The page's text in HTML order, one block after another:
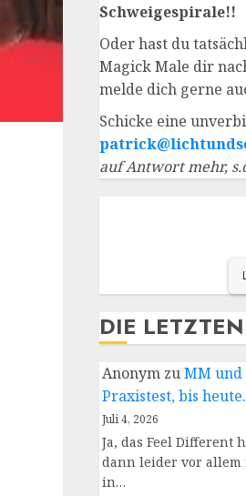
Schweigespirale!!
Oder hast du
Magick Male dir
melde dich gerne
Schicke eine
auf Antwort mehr,
DIE
AnonymzuMM und
Praxistest, bis
Juli 4, 2026
Ja, das Feel Different
dann leider vor allem
in…